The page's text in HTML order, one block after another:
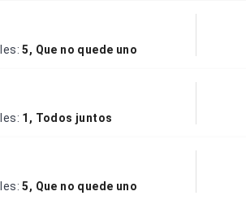
: 5, Que no quede uno
: 1 , Todos juntos
: 5, Que no quede uno